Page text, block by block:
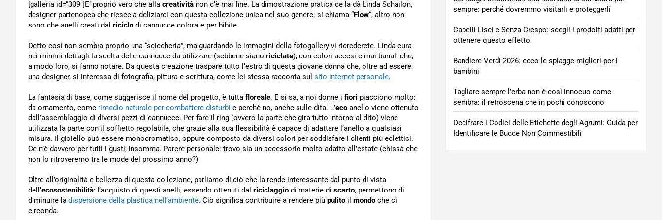
[galleria id=”309″]E’ proprio vero che alla creatività non c’è mai fine. La dimostrazione pratica ce la dà Linda Schailon,
designer partenopea che riesce a deliziarci con questa collezione unica nel suo genere: si chiama “Flow“, altro non
sono che anelli creati dal riciclo di cannucce colorate per bibite.
Detto così non sembra proprio una “sciccheria”, ma guardando le immagini della fotogallery vi ricrederete. Linda cura
nei minimi dettagli la scelta delle cannucce da utilizzare (sebbene siano riciclate), con colori accesi e mai banali che,
a modo loro, si fanno notare. Da questa creazione traspare tutto l’estro di questa giovane donna che, oltre ad essere
una designer, si interessa di fotografia, pittura e scrittura, come lei stessa racconta sul sito internet personale.
La fantasia di base, come suggerisce il nome del progetto, è tutta floreale. E si sa, a noi donne i fiori piacciono molto:
da ornamento, come rimedio naturale per combattere disturbi e perchè no, anche sulle dita. L’eco anello viene ottenuto
dall’assemblaggio di diversi pezzi di cannucce. Per fare il ring (ovvero la parte che gira tutto intorno al dito) viene
utilizzata la parte con il soffietto regolabile, che grazie alla sua flessibilità è capace di adattare l’anello a qualsiasi
misura. Il gioiello può essere monocromatico, oppure composto da diversi colori per soddisfare i clienti più eclettici.
Ce n’è davvero per tutti i gusti, insomma. Parere personale: trovo sia un accessorio molto adatto all’estate (chissà che
non lo ritroveremo tra le mode del prossimo anno?)
Oltre all’originalità e bellezza di questa collezione, parliamo di ciò che la rende interessante dal punto di vista
dell’ecosostenibilità: l’acquisto di questi anelli, essendo ottenuti dal riciclaggio di materie di scarto, permettono di
diminuire la dispersione della plastica nell’ambiente. Ciò significa contribuire a rendere più pulito il mondo che ci
circonda.
sempre: perché dovremmo visitarli e proteggerli
Capelli Lisci e Senza Crespo: scegli i prodotti adatti per
ottenere questo effetto
Bandiere Verdi 2026: ecco le spiagge migliori per i
bambini
Tagliare sempre l’erba non è così innocuo come
sembra: il retroscena che in pochi conoscono
Decifrare i Codici delle Etichette degli Agrumi: Guida per
Identificare le Bucce Non Commestibili